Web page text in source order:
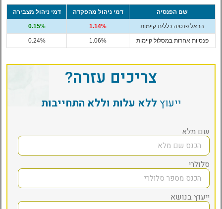
שם הפנסיה דמי ניהול מהפקדה דמי ניהול מצבירה
הראל פנסיה כללית קיימות 1.14%
0.15%
פנסיות אחרות במסלול קיימות 1.06%
0.24%
צריכים עזרה?
ייעוץללא עלות וללא התחייבות
שם מלא
סלולרי
ייעוץ בנושא